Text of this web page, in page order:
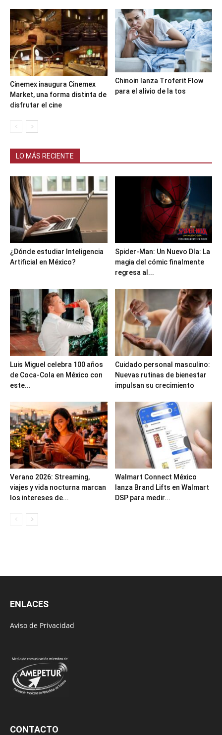
Cinemex inaugura Cinemex
Market, una forma distinta de
disfrutar el cine
Chinoin lanza Troferit Flow
para el alivio de la tos
LO MÁS RECIENTE
¿Dónde estudiar Inteligencia
Artificial en México?
Spider-Man: Un Nuevo Día: La
magia del cómic finalmente
regresa al...
Luis Miguel celebra 100 años
de Coca-Cola en México con
este...
Cuidado personal masculino:
Nuevas rutinas de bienestar
impulsan su crecimiento
Verano 2026: Streaming,
viajes y vida nocturna marcan
los intereses de...
Walmart Connect México
lanza Brand Lifts en Walmart
DSP para medir...
ENLACES
Aviso de Privacidad
CONTACTO